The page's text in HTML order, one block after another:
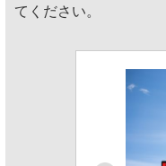
てください。